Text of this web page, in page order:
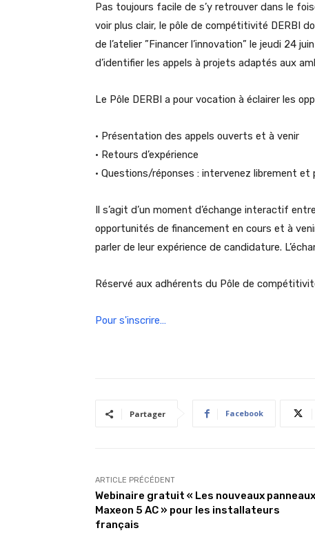
Pas toujours facile de s’y retrouver dans le
voir plus clair, le pôle de compétitivité DERBI
de l’atelier ”Financer l’innovation” le jeudi 24
d’identifier les appels à projets adaptés aux
Le Pôle DERBI a pour vocation à éclairer les
• Présentation des appels ouverts et à venir
• Retours d’expérience
• Questions/réponses : intervenez librement
Il s’agit d’un moment d’échange interactif
opportunités de financement en cours et à
parler de leur expérience de candidature.
Réservé aux adhérents du Pôle de
Pour s'inscrire…
Partager Facebook
ARTICLE PRÉCÉDENT
Webinaire gratuit « Les nouveaux panneaux
Maxeon 5 AC » pour les installateurs
français